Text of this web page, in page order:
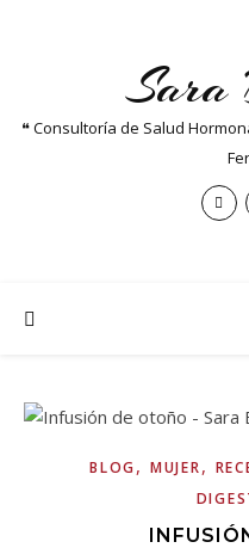
Sara
❝ Consultoría de Salud
BLOG, MUJER,